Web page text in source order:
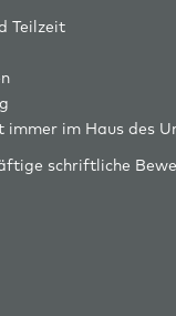
Teilzeit
im Haus des
schriftliche